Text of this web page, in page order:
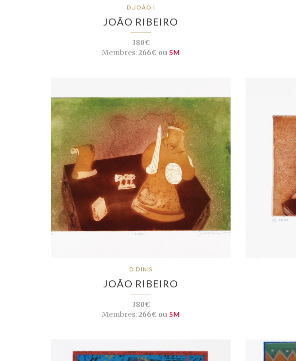
D.JOÃO I
JOÃO RIBEIRO
380€
Membres:266€ ou 5M
D.DINIS
JOÃO RIBEIRO
380€
Membres:266€ ou 5M